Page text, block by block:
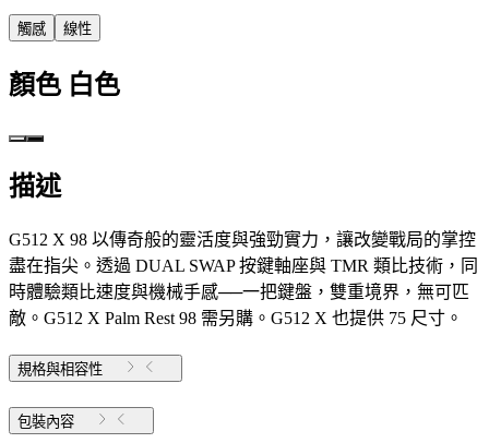
觸感 線性
顏色 白色
描述
G512 X 98 以傳奇般的靈活度與強勁實力，讓改變戰局的掌控
盡在指尖。透過 DUAL SWAP 按鍵軸座與 TMR 類比技術，同
時體驗類比速度與機械手感──一把鍵盤，雙重境界，無可匹
敵。G512 X Palm Rest 98 需另購。G512 X 也提供 75 尺寸。
規格與相容性
包裝內容